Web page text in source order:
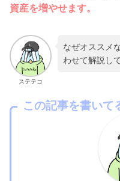
資産を増やせます。
ステテコ
なぜオススメ
わせて解説し
この記事を書いて